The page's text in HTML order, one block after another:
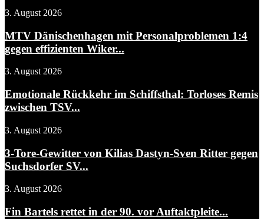
3. August 2026
MTV Dänischenhagen mit Personalproblemen 1:4
gegen effizienten Wiker...
3. August 2026
Emotionale Rückkehr im Schiffsthal: Torloses Remis
zwischen TSV...
3. August 2026
3-Tore-Gewitter von Kilias Dastyn-Sven Ritter gegen
Suchsdorfer SV...
3. August 2026
Fin Bartels rettet in der 90. vor Auftaktpleite...